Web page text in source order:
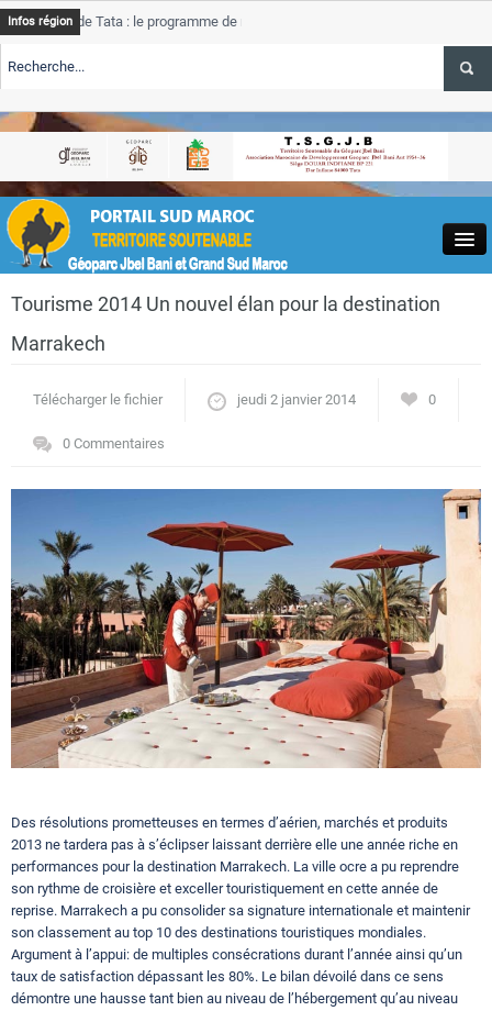
Close
Actualités
Tourisme
Régions
Hotels
Evenements
Contact
Infos région
de Tata : le programme de rehabilitation post-inondations
TSGJB Tourisme : l’ONMT renforce l’aerien a Dakhla et
Tata
TSGJB Tourisme au Maroc : Transavia renforce les vols Paris-
Tourisme 2014 Un nouvel élan pour la destination
Marrakech
Télécharger le fichier jeudi 2 janvier 2014 0
0 Commentaires
Des résolutions prometteuses en termes d’aérien, marchés et produits
2013 ne tardera pas à s’éclipser laissant derrière elle une année riche en
performances pour la destination Marrakech. La ville ocre a pu reprendre
son rythme de croisière et exceller touristiquement en cette année de
reprise. Marrakech a pu consolider sa signature internationale et maintenir
son classement au top 10 des destinations touristiques mondiales.
Argument à l’appui: de multiples consécrations durant l’année ainsi qu’un
taux de satisfaction dépassant les 80%. Le bilan dévoilé dans ce sens
démontre une hausse tant bien au niveau de l’hébergement qu’au niveau